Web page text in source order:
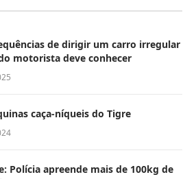
de dirigir um carro irregular
motorista deve conhecer
caça-níqueis do Tigre
Polícia apreende mais de 100kg de